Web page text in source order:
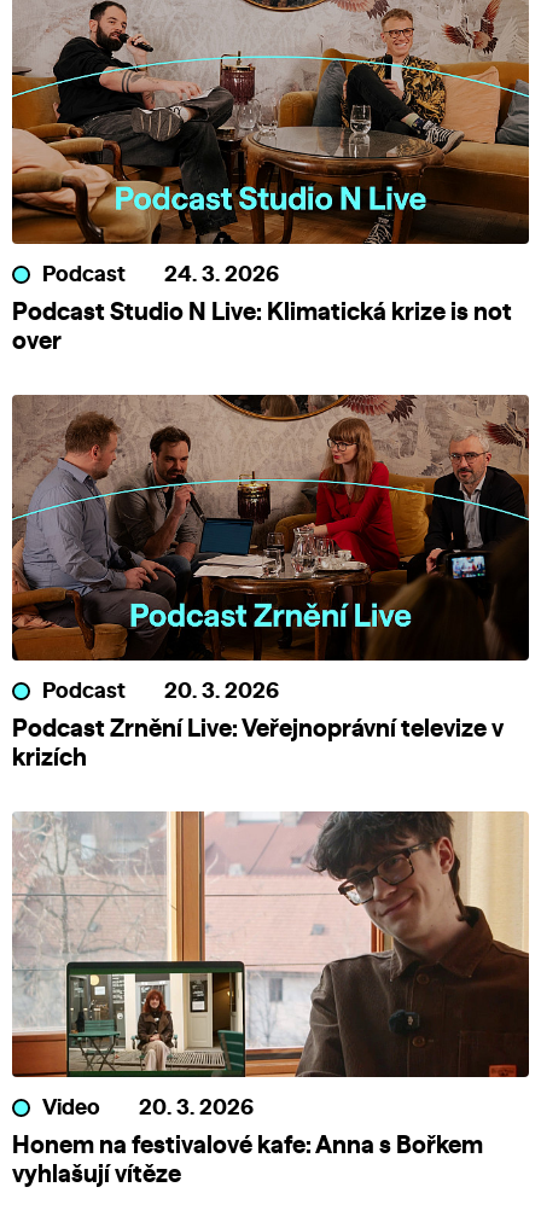
Podcast 24. 3. 2026
Podcast Studio N Live: Klimatická krize is not
over
Podcast 20. 3. 2026
Podcast Zrnění Live: Veřejnoprávní televize v
krizích
Video 20. 3. 2026
Honem na festivalové kafe: Anna s Bořkem
vyhlašují vítěze